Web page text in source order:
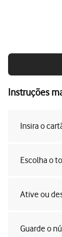
Instruções
Insira o
Escolha o
Ative ou
Guarde o